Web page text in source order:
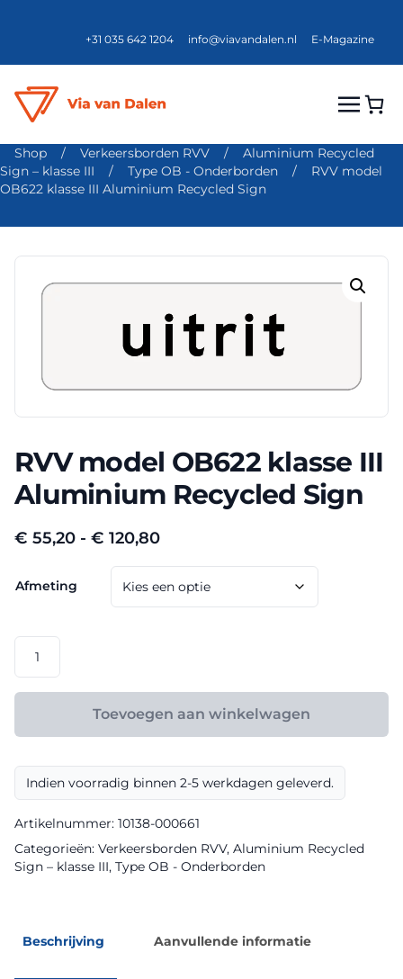
+31 035 642 1204 info@viavandalen.nl E-Magazine
Shop / Verkeersborden RVV /
Aluminium Recycled
Sign – klasse III
/ Type OB - Onderborden /
RVV model
OB622 klasse III Aluminium Recycled Sign
RVV model OB622 klasse III
Aluminium Recycled Sign
€ 55,20 - € 120,80Prijsklasse:
€ 55,20
tot
€ 120,80
Afmeting
model
OB622
III
Recycled
Sign
aantal
Toevoegen aan winkelwagen
Indien voorradig binnen 2-5 werkdagen geleverd.
Artikelnummer: 10138-000661
Categorieën: Verkeersborden RVV, Aluminium Recycled
Sign – klasse III, Type OB - Onderborden
Beschrijving Aanvullende informatie